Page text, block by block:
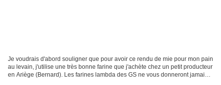
Je voudrais d'abord souligner que pour avoir ce rendu de mie pour mon pain
au levain, j'utilise une très bonne farine que j'achète chez un petit producteur
en Ariège (Bernard). Les farines lambda des GS ne vous donneront jamais